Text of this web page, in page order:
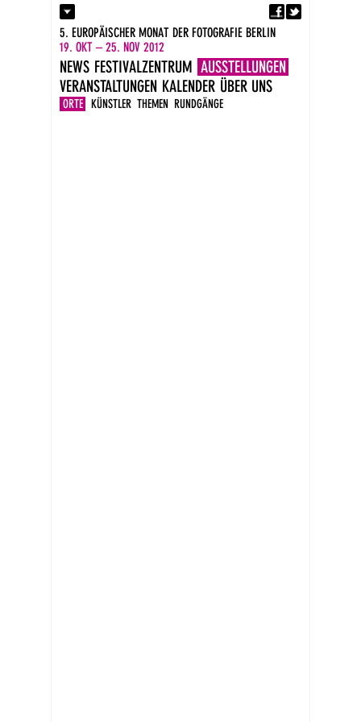
Kontakt
Presse
Impressum
DE
EN
5. EUROPÄISCHER MONAT DER FOTOGRAFIE BERLIN
19. OKT – 25. NOV 2012
NEWS FESTIVALZENTRUM AUSSTELLUNGEN
ORTE KÜNSTLER THEMEN RUNDGÄNGE
VERANSTALTUNGEN KALENDER ÜBER UNS